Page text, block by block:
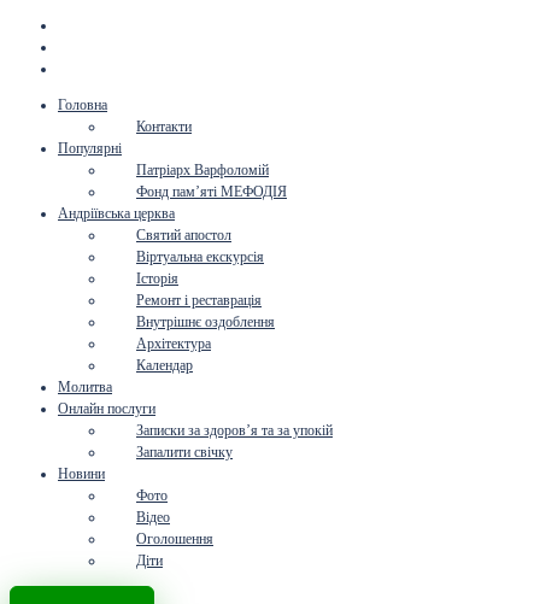
Головна
Контакти
Популярні
Патріарх Варфоломій
Фонд пам’яті МЕФОДІЯ
Андріївська церква
Святий апостол
Віртуальна екскурсія
Історія
Ремонт і реставрація
Внутрішнє оздоблення
Архітектура
Календар
Молитва
Онлайн послуги
Записки за здоров’я та за упокій
Запалити свічку
Новини
Фото
Відео
Оголошення
Діти